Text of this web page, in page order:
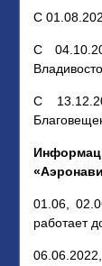
С
С
С
01.06,
работает